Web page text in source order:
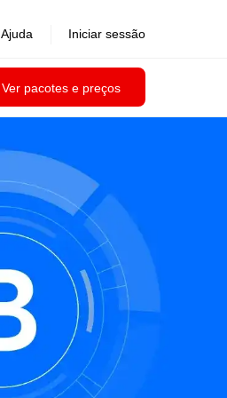
Ver pacotes e preços
Ajuda Iniciar sessão